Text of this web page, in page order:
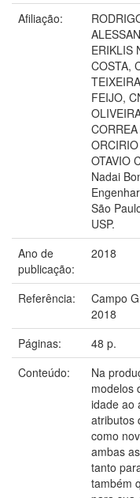
Afiliação:
ERIKLIS
COSTA,
FEIJO,
OTAVIO
Nadai
São
USP.
Ano de
publicação:
2018
Referência:
Campo
2018
Páginas:
48 p.
Conteúdo:
Na
modelos
idade ao
atributos
como
ambas
tanto
também